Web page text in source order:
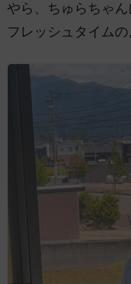
やら、ちゅらちゃ
フレッシュタイムの